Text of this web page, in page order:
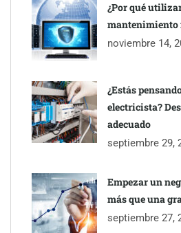
Jumpstart: EE.UU. redefine la
¿Por qué
noviembre 14,
¿Estás
electricista?
adecuado
septiembre 29,
Empezar un
más que una
septiembre 27,